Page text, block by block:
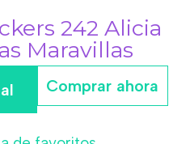
242 Alicia
Maravillas
Comprar ahora